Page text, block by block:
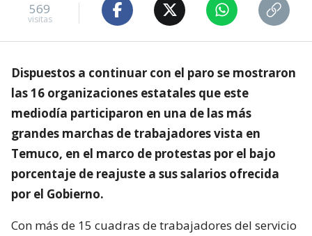
569
visitas
Dispuestos a continuar con el paro se mostraron
las 16 organizaciones estatales que este
mediodía participaron en una de las más
grandes marchas de trabajadores vista en
Temuco, en el marco de protestas por el bajo
porcentaje de reajuste a sus salarios ofrecida
por el Gobierno.
Con más de 15 cuadras de trabajadores del servicio